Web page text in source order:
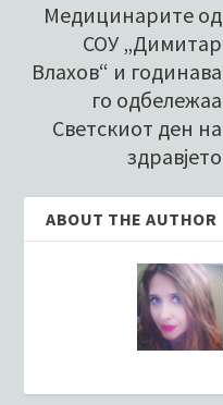
Медицинарите од
СОУ „Димитар
Влахов“ и годинава
го одбележаа
Светскиот ден на
здравјето
ABOUT THE AUTHOR